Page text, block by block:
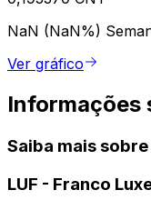
NaN (NaN%)
Ver gráfico
Informações
Saiba mais sobre
LUF - Franco